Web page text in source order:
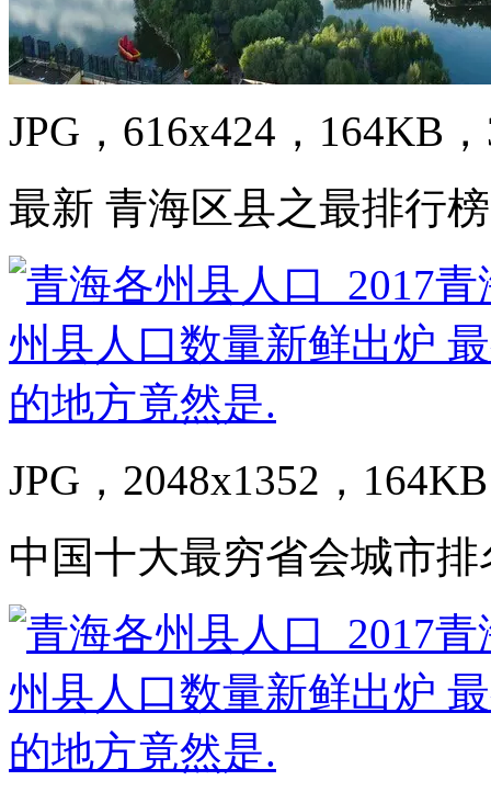
JPG，616x424，164KB
最新 青海区县之最排行榜
JPG，2048x1352，
中国十大最穷省会城市